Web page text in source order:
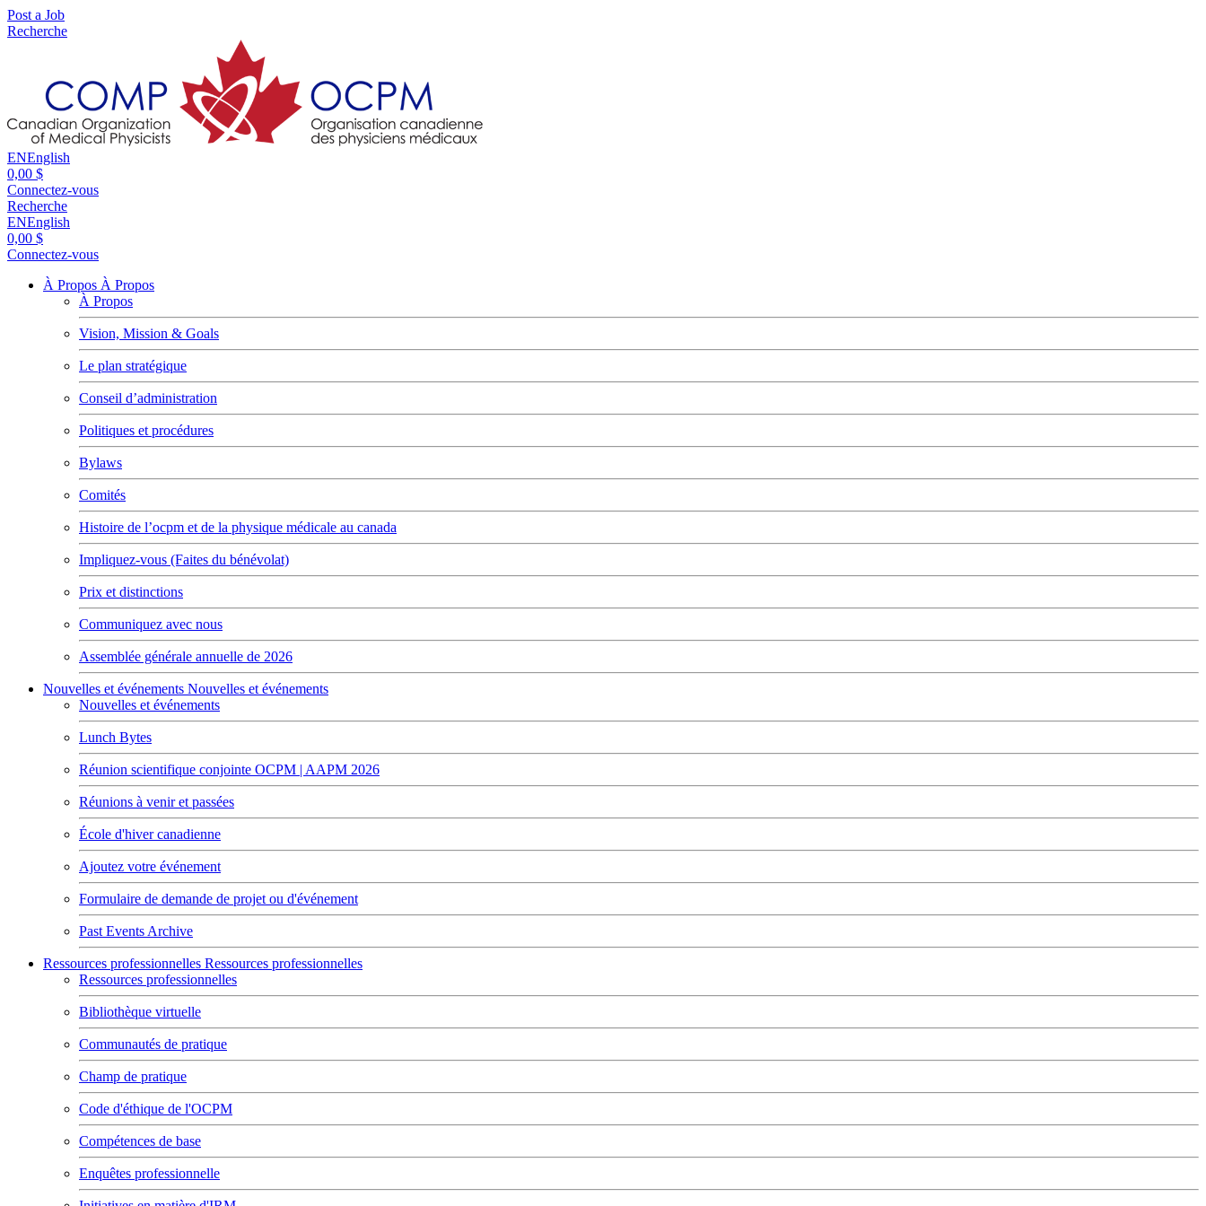
Post a Job
Recherche
ENEnglish
0,00 $
Connectez-vous
Recherche
ENEnglish
0,00 $
Connectez-vous
À Propos À Propos
À Propos
Vision, Mission & Goals
Le plan stratégique
Conseil d’administration
Politiques et procédures
Bylaws
Comités
Histoire de l’ocpm et de la physique médicale au canada
Impliquez-vous (Faites du bénévolat)
Prix et distinctions
Communiquez avec nous
Assemblée générale annuelle de 2026
Nouvelles et événements Nouvelles et événements
Nouvelles et événements
Lunch Bytes
Réunion scientifique conjointe OCPM | AAPM 2026
Réunions à venir et passées
École d'hiver canadienne
Ajoutez votre événement
Formulaire de demande de projet ou d'événement
Past Events Archive
Ressources professionnelles Ressources professionnelles
Ressources professionnelles
Bibliothèque virtuelle
Communautés de pratique
Champ de pratique
Code d'éthique de l'OCPM
Compétences de base
Enquêtes professionnelle